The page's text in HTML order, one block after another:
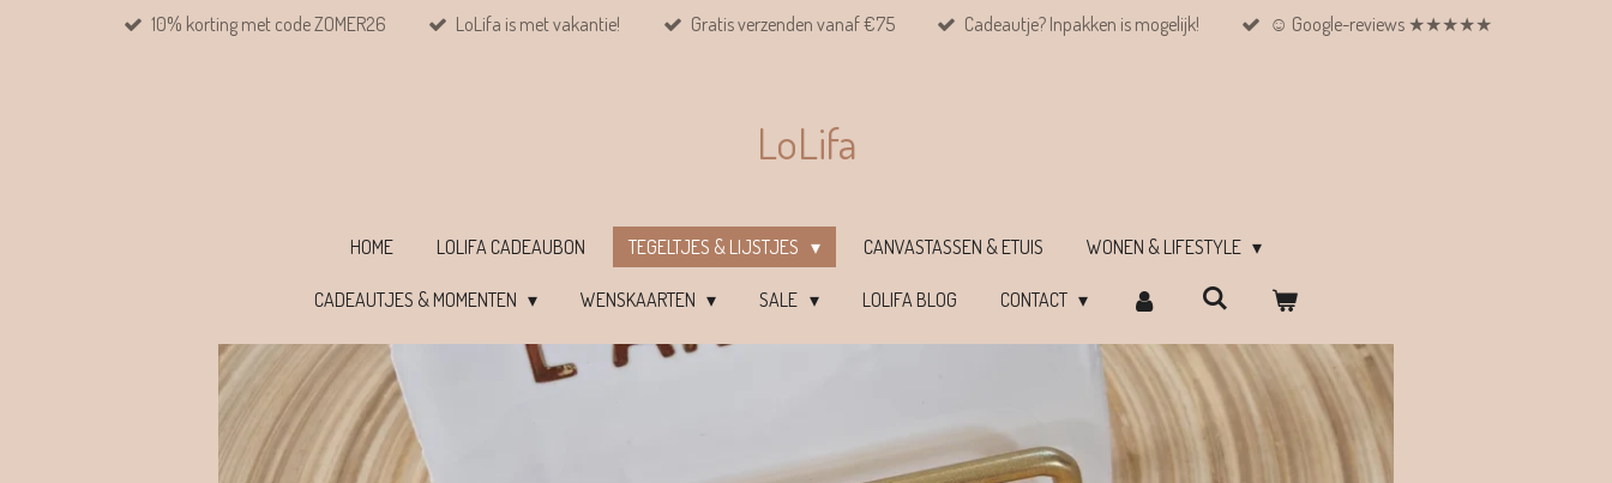
10% korting met code ZOMER26 LoLifa is met vakantie! Gratis verzenden vanaf €75 Cadeautje? Inpakken is mogelijk! ☺︎ Google-reviews ★★★★★
LoLifa
HOME LOLIFA CADEAUBON TEGELTJES & LIJSTJES CANVASTASSEN & ETUIS WONEN & LIFESTYLE
CADEAUTJES & MOMENTEN WENSKAARTEN SALE LOLIFA BLOG CONTACT